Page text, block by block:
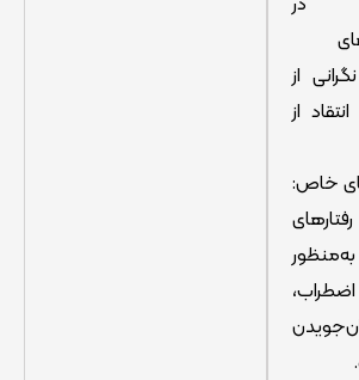
از
از
خاص: